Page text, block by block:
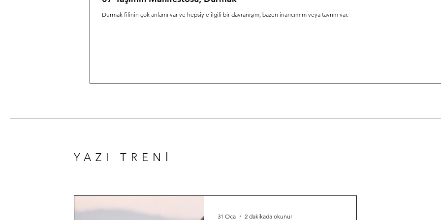
Durmak filinin çok anlamı var ve hepsiyle ilgili bir davranışım, bazen inancımım veya tavrım var.
YAZI TRENİ
31 Oca 2 dakikada okunur